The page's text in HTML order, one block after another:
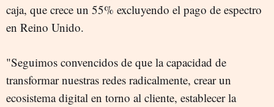
caja, que crece un 55% excluyendo el pago de espectro
en Reino Unido.
"Seguimos convencidos de que la capacidad de
transformar nuestras redes radicalmente, crear un
ecosistema digital en torno al cliente, establecer la